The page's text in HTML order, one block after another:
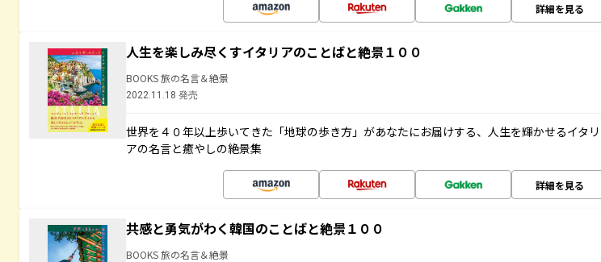
詳細を見る
人生を楽しみ尽くすイタリアのことばと絶景１００
BOOKS 旅の名言＆絶景
2022.11.18 発売
世界を４０年以上歩いてきた「地球の歩き方」があなたにお届けする、人生を輝かせるイタリ
アの名言と癒やしの絶景集
詳細を見る
共感と勇気がわく韓国のことばと絶景１００
BOOKS 旅の名言＆絶景